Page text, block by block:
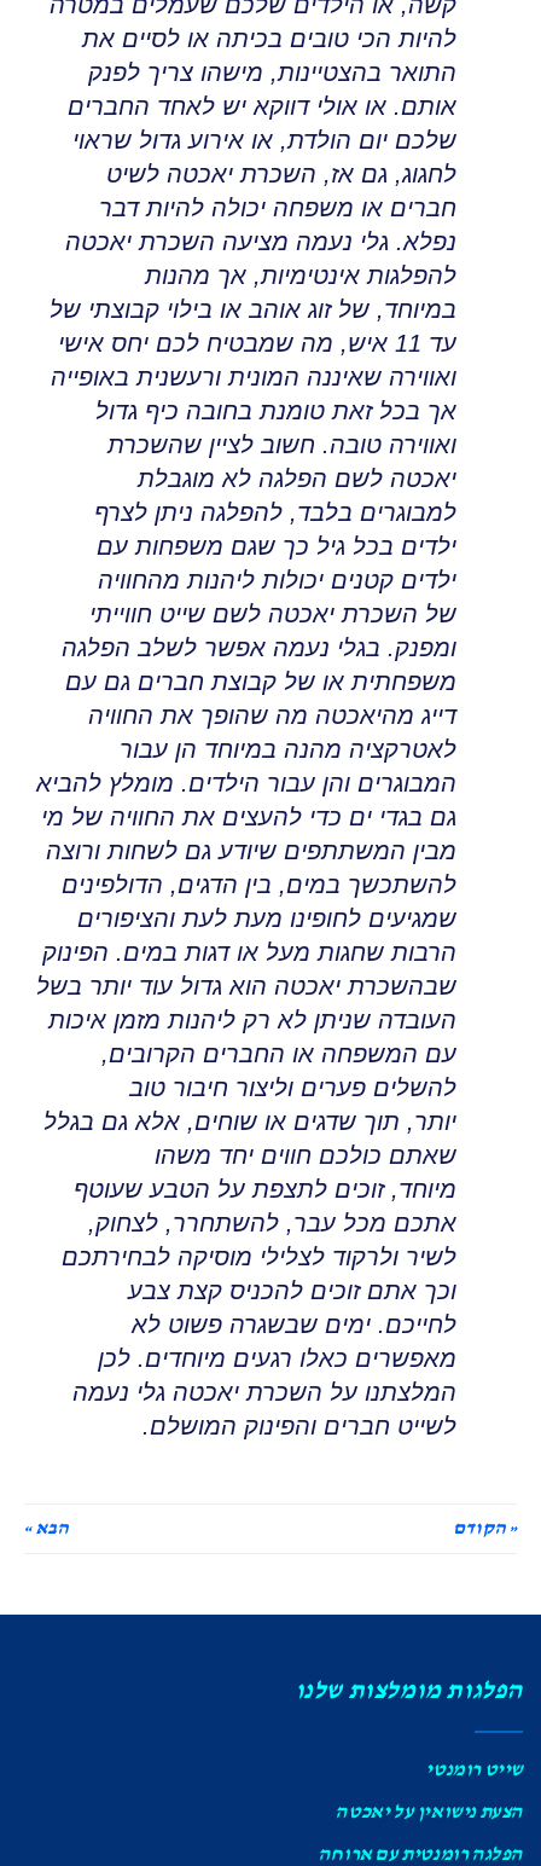
להיות הכי טובים בכיתה או לסיים את
התואר בהצטיינות, מישהו צריך לפנק
אותם. או אולי דווקא יש לאחד החברים
שלכם יום הולדת, או אירוע גדול שראוי
לחגוג, גם אז, השכרת יאכטה לשיט
חברים או משפחה יכולה להיות דבר
נפלא. גלי נעמה מציעה השכרת יאכטה
להפלגות אינטימיות, אך מהנות
במיוחד, של זוג אוהב או בילוי קבוצתי של
עד 11 איש, מה שמבטיח לכם יחס אישי
ואווירה שאיננה המונית ורעשנית באופייה
אך בכל זאת טומנת בחובה כיף גדול
ואווירה טובה. חשוב לציין שהשכרת
יאכטה לשם הפלגה לא מוגבלת
למבוגרים בלבד, להפלגה ניתן לצרף
ילדים בכל גיל כך שגם משפחות עם
ילדים קטנים יכולות ליהנות מהחוויה
של השכרת יאכטה לשם שייט חווייתי
ומפנק. בגלי נעמה אפשר לשלב הפלגה
משפחתית או של קבוצת חברים גם עם
דייג מהיאכטה מה שהופך את החוויה
לאטרקציה מהנה במיוחד הן עבור
המבוגרים והן עבור הילדים. מומלץ להביא
גם בגדי ים כדי להעצים את החוויה של מי
מבין המשתתפים שיודע גם לשחות ורוצה
להשתכשך במים, בין הדגים, הדולפינים
שמגיעים לחופינו מעת לעת והציפורים
הרבות שחגות מעל או דגות במים. הפינוק
שבהשכרת יאכטה הוא גדול עוד יותר בשל
העובדה שניתן לא רק ליהנות מזמן איכות
עם המשפחה או החברים הקרובים,
להשלים פערים וליצור חיבור טוב
יותר, תוך שדגים או שוחים, אלא גם בגלל
שאתם כולכם חווים יחד משהו
מיוחד, זוכים לתצפת על הטבע שעוטף
אתכם מכל עבר, להשתחרר, לצחוק,
לשיר ולרקוד לצלילי מוסיקה לבחירתכם
וכך אתם זוכים להכניס קצת צבע
לחייכם. ימים שבשגרה פשוט לא
מאפשרים כאלו רגעים מיוחדים. לכן
המלצתנו על השכרת יאכטה גלי נעמה
לשייט חברים והפינוק המושלם.
« הקודם הבא »
הפלגות מומלצות שלנו
שייט רומנטי
הצעת נישואין על יאכטה
הפלגה רומנטית עם ארוחה